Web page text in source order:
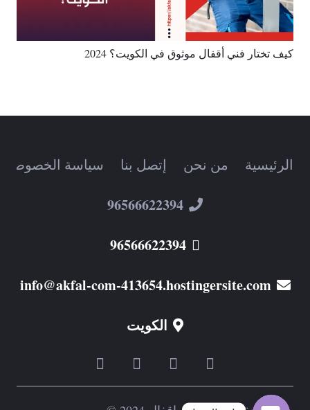
كيف تختار فني أقفال موثوق في الكويت؟ 2024
الرئيسية من نحن إتصل بنا سياسة الخصوصية
96566622394
96566622394
info@akfal-com-413654.hostingersite.com
الكويت